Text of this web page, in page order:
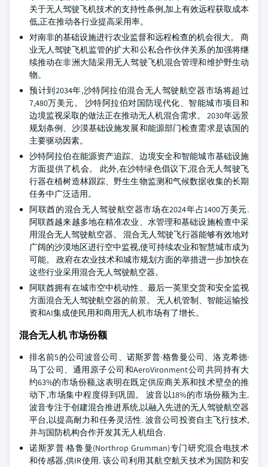
关于无人驾驶飞机技术的支持性条例,加上有效远程获取成本
低,正在推动各行业提高采用率。
对南非的基础设施进行农业监督和远程检查的机会很大。 商
业无人驾驶飞机监管的扩大和公私合作伙伴关系的加强将继
续推动在非洲大陆采用无人驾驶飞机混合管理和维护野生动
物。
预计到2034年,沙特阿拉伯混合无人驾驶航空器市场将超过
7,480万美元。 沙特阿拉伯对国防现代化、智能城市项目和
边境监视采取的做法正在推动无人机混合需求。 2030年远景
规划条例、沙漠基础设施发展和能源部门检查需求是该国的
主要驱动因素。
沙特阿拉伯在能源资产追踪、边境安全和智能城市基础设施
方面提供了机会。 此外,在沙特绿色倡议下,混合无人驾驶飞
行器在植树造林跟踪、野生生物监测和气候数据收集的长期
任务中广泛适用。
阿联酋的混合无人驾驶航空器市场在2024年占1400万美元.
阿联酋越来越多地在精准农业、水管理和基础设施检查中采
用混合无人驾驶航空器。 混合无人驾驶飞行器能够有效地对
广阔的沙漠地区进行空中监视,使可持续农业和智慧城市成为
可能。 政府在农业技术和城市规划方面的举措进一步加快在
这些行业采用混合无人驾驶航空器。
阿联酋拥有在城市空中机动性、最后一英里交货和安全监视
方面混合无人驾驶航空器的前景。 无人机管制、智能运输投
资和AI集成使民用和商用无人机市场有了增长。
混合无人机 市场份额
排名前5的公司波音公司、诺斯罗普·格鲁曼公司、洛克希德·
马丁公司、通用原子公司和AeroVironment公司共同持有大
约63%的市场份额,这表明在既定供应商关系和技术壁垒的推
动下,市场集中程度得到巩固。 波音以18%的市场份额为主.
波音专注于创建混合推进系统,以融入先进的无人驾驶航空器
平台,以提高耐力和任务灵活性. 波音公司投资自主飞行技术,
并与国防机构合作开发其无人机组合.
诺斯罗普·格鲁曼(Northrop Grumman)专门研究混合电技术
和传感器,供IR使用. 该公司利用其航空航天技术为国防和安